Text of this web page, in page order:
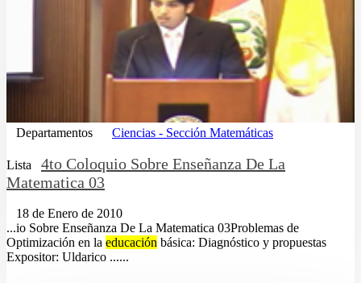
Departamentos Ciencias - Sección Matemáticas
Lista
4to Coloquio Sobre Enseñanza De La
Matematica 03
18 de Enero de 2010
...io Sobre Enseñanza De La Matematica 03Problemas de
Optimización en la educación básica: Diagnóstico y propuestas
Expositor: Uldarico ......